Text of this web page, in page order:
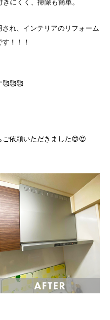
きにくく、掃除も簡単。
れ、インテリアのリフォーム
！！！
🥰🥰🥰
依頼いただきました😍😍